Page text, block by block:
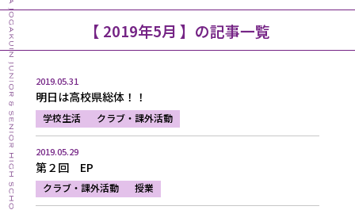
【 2019年5月 】の記事一覧
2019.05.31
明日は高校県総体！！
学校生活 クラブ・課外活動
2019.05.29
第２回 EP
クラブ・課外活動 授業